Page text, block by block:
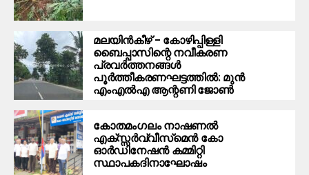
മലയിന്‍കീഴ് – കോഴിപ്പിള്ളി
ബൈപ്പാസിന്റെ നവീകരണ
പ്രവര്‍ത്തനങ്ങള്‍
പൂര്‍ത്തീകരണഘട്ടത്തില്‍: മുന്‍
എംഎല്‍എ ആന്റണി ജോണ്‍
കോതമംഗലം നാഷണല്‍
എക്സ്സര്‍വ്വീസ്‌മെന്‍ കോ
ഓര്‍ഡിനേഷന്‍ കമ്മിറ്റി
സ്ഥാപകദിനാഘോഷം